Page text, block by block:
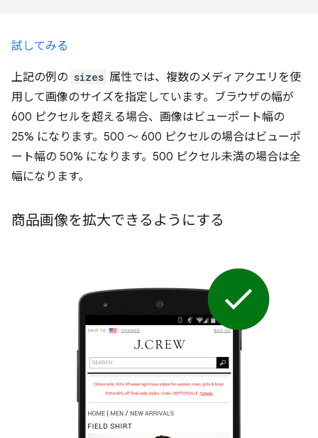
試してみる
上記の例の sizes 属性では、複数のメディアクエリを使
用して画像のサイズを指定しています。ブラウザの幅が
600 ピクセルを超える場合、画像はビューポート幅の
25% になります。500 ～ 600 ピクセルの場合はビューポ
ート幅の 50% になります。500 ピクセル未満の場合は全
幅になります。
商品画像を拡大できるようにする